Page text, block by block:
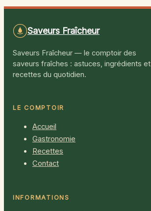
Saveurs Fraîcheur
Saveurs Fraîcheur — le comptoir des
saveurs fraîches : astuces, ingrédients et
recettes du quotidien.
LE COMPTOIR
Accueil
Gastronomie
Recettes
Contact
INFORMATIONS